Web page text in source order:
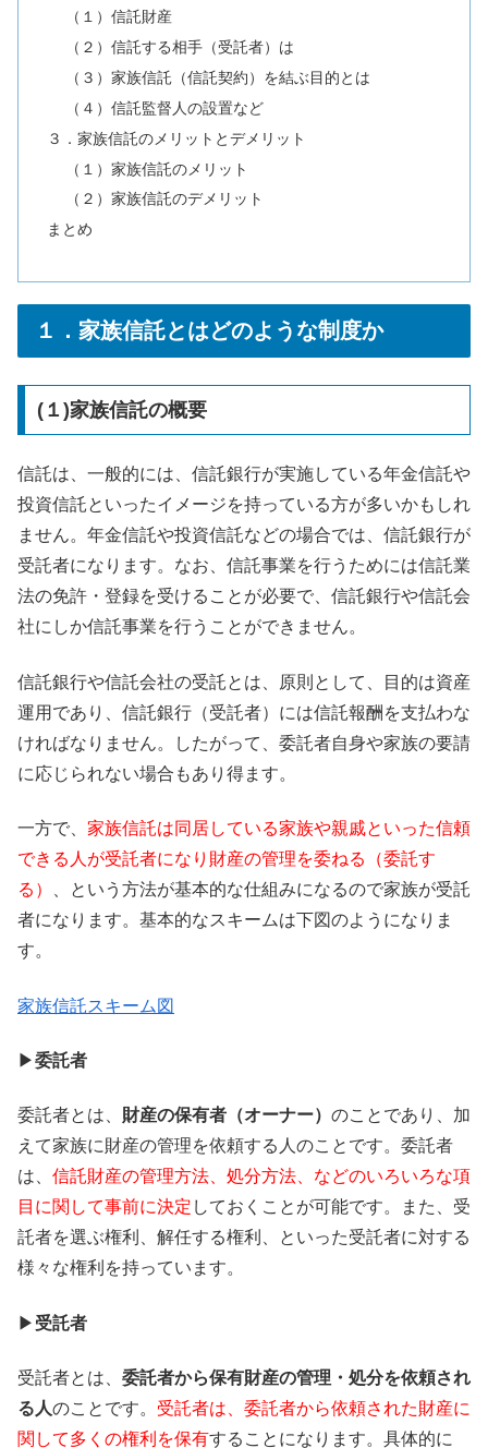
（１）信託財産
（２）信託する相手（受託者）は
（３）家族信託（信託契約）を結ぶ目的とは
（４）信託監督人の設置など
３．家族信託のメリットとデメリット
（１）家族信託のメリット
（２）家族信託のデメリット
まとめ
１．家族信託とはどのような制度か
(１)家族信託の概要
信託は、一般的には、信託銀行が実施している年金信託や
投資信託といったイメージを持っている方が多いかもしれ
ません。年金信託や投資信託などの場合では、信託銀行が
受託者になります。なお、信託事業を行うためには信託業
法の免許・登録を受けることが必要で、信託銀行や信託会
社にしか信託事業を行うことができません。
信託銀行や信託会社の受託とは、原則として、目的は資産
運用であり、信託銀行（受託者）には信託報酬を支払わな
ければなりません。したがって、委託者自身や家族の要請
に応じられない場合もあり得ます。
一方で、 家族信託は同居している家族や親戚といった信頼
できる人が受託者になり財産の管理を委ねる（委託す
る）
、という方法が基本的な仕組みになるので家族が受託
者になります。基本的なスキームは下図のようになりま
す。
家族信託スキーム図
▶委託者
委託者とは、 財産の保有者（オーナー） のことであり、加
えて家族に財産の管理を依頼する人のことです。委託者
は、 信託財産の管理方法、処分方法、などのいろいろな項
目に関して事前に決定 しておくことが可能です。また、受
託者を選ぶ権利、解任する権利、といった受託者に対する
様々な権利を持っています。
▶ 受託者
受託者とは、 委託者から保有財産の管理・処分を依頼され
る人のことです。 受託者は、委託者から依頼された財産に
関して多くの権利を保有することになります。具体的に